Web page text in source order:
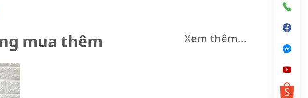
mua thêm Xem thêm...